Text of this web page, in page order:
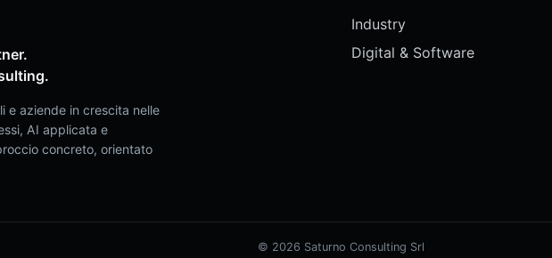
e aziende in crescita nelle
AI applicata e
concreto, orientato
Industry
Digital & Software
© 2026 Saturno Consulting Srl